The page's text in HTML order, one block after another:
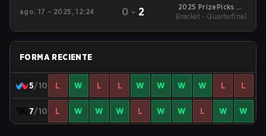
ago. 17 - 2025, 12:24 0 - 2
2025 PrizePicks NA
Revival Series 8
Bracket - Quarterfinal
FORMA RECIENTE
5/10 L W L L W W W W L L
7/10 L W W W L W W L W W